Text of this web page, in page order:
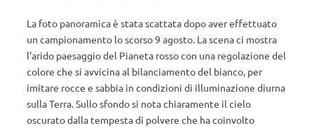
La foto panoramica è stata scattata dopo aver effettuato
un campionamento lo scorso 9 agosto. La scena ci mostra
l’arido paesaggio del Pianeta rosso con una regolazione del
colore che si avvicina al bilanciamento del bianco, per
imitare rocce e sabbia in condizioni di illuminazione diurna
sulla Terra. Sullo sfondo si nota chiaramente il cielo
oscurato dalla tempesta di polvere che ha coinvolto